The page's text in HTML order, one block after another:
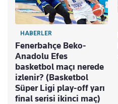
HABERLER
Fenerbahçe Beko-
Anadolu Efes
basketbol maçı nerede
izlenir? (Basketbol
Süper Ligi play-off yarı
final serisi ikinci maç)